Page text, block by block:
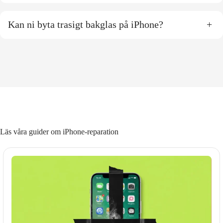
Kan ni byta trasigt bakglas på iPhone? +
Läs våra guider om iPhone-reparation